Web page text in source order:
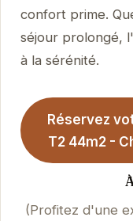
confort prime.
séjour prolongé,
à la sérénité.
Réservez
T2 44m2 -
(Profitez d'une